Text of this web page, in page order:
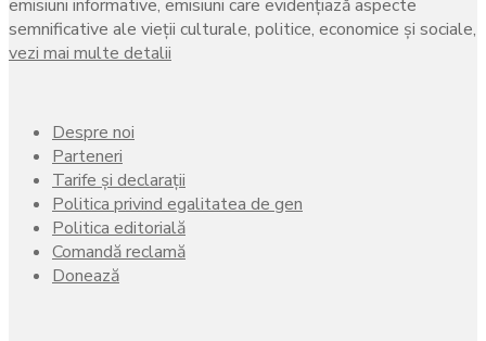
emisiuni informative, emisiuni care evidenţiază aspecte
semnificative ale vieţii culturale, politice, economice şi sociale,
vezi mai multe detalii
Despre noi
Parteneri
Tarife și declarații
Politica privind egalitatea de gen
Politica editorială
Comandă reclamă
Donează